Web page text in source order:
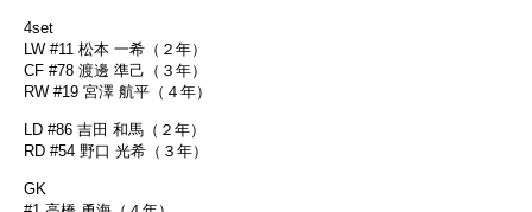
4set
LW #11 松本 一希（２年）
CF #78 渡邊 準己（３年）
RW #19 宮澤 航平（４年）
LD #86 吉田 和馬（２年）
RD #54 野口 光希（３年）
GK